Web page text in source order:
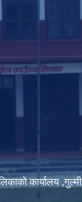
कार्यालय ,गुल्मी